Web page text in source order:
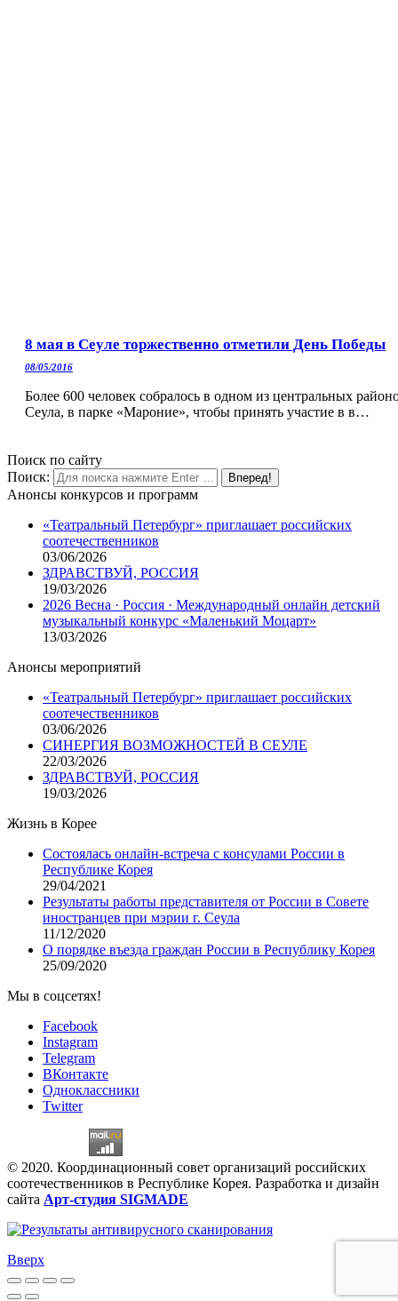
8 мая в Сеуле торжественно отметили День Победы
08/05/2016
Более 600 человек собралось в одном из центральных
Сеула, в парке «Мароние», чтобы принять участие в в…
Поиск по сайту
Поиск:
Анонсы конкурсов и программ
«Театральный Петербург» приглашает российских
соотечественников
03/06/2026
ЗДРАВСТВУЙ, РОССИЯ
19/03/2026
2026 Весна · Россия · Международный онлайн детский
музыкальный конкурс «Маленький Моцарт»
13/03/2026
Анонсы мероприятий
«Театральный Петербург» приглашает российских
соотечественников
03/06/2026
СИНЕРГИЯ ВОЗМОЖНОСТЕЙ В СЕУЛЕ
22/03/2026
ЗДРАВСТВУЙ, РОССИЯ
19/03/2026
Жизнь в Корее
Состоялась онлайн-встреча с консулами России в
Республике Корея
29/04/2021
Результаты работы представителя от России в Совете
иностранцев при мэрии г. Сеула
11/12/2020
О порядке въезда граждан России в Республику Корея
25/09/2020
Мы в соцсетях!
Facebook
Instagram
Telegram
ВКонтакте
Одноклассники
Twitter
© 2020. Координационный совет организаций российских
соотечественников в Республике Корея. Разработка и дизайн
сайта Арт-студия SIGMADE
Вверх